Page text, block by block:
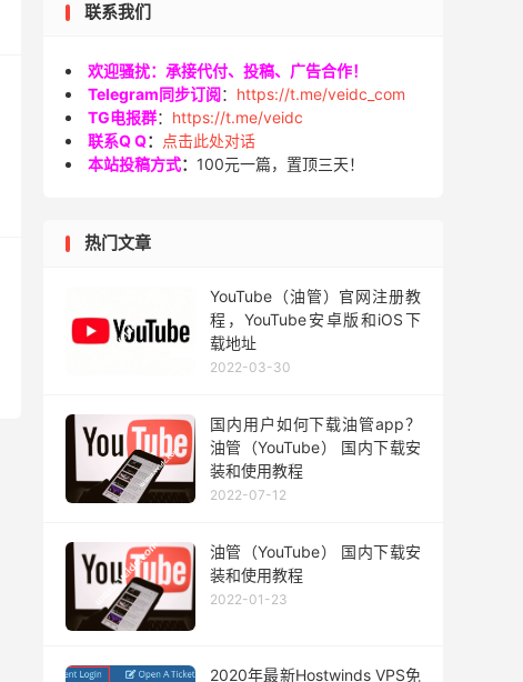
联系我们
欢迎骚扰：承接代付、投稿、广告合作！
Telegram同步订阅： https://t.me/veidc_com
TG电报群： https://t.me/veidc
联系Q Q：
点击此处对话
本站投稿方式： 100元一篇，置顶三天！
热门文章
YouTube（油管）官网注册教
程，YouTube安卓版和iOS下
载地址
2022-03-30
国内用户如何下载油管app？
油管（YouTube） 国内下载安
装和使用教程
2022-07-12
油管（YouTube） 国内下载安
装和使用教程
2022-01-23
2020年最新Hostwinds VPS免